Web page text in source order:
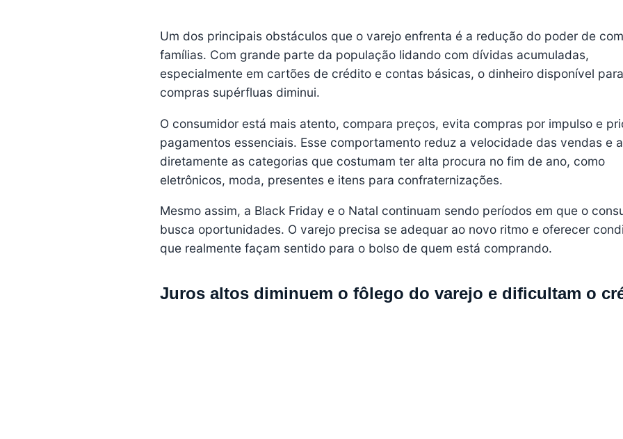
Um dos principais obstáculos que o varejo enfrenta é a redução do poder de
famílias. Com grande parte da população lidando com dívidas acumuladas,
especialmente em cartões de crédito e contas básicas, o dinheiro disponível para
compras supérfluas diminui.
O consumidor está mais atento, compara preços, evita compras por impulso e
pagamentos essenciais. Esse comportamento reduz a velocidade das vendas e
diretamente as categorias que costumam ter alta procura no fim de ano, como
eletrônicos, moda, presentes e itens para confraternizações.
Mesmo assim, a Black Friday e o Natal continuam sendo períodos em que o
busca oportunidades. O varejo precisa se adequar ao novo ritmo e oferecer
que realmente façam sentido para o bolso de quem está comprando.
Juros altos diminuem o fôlego do varejo e dificultam o